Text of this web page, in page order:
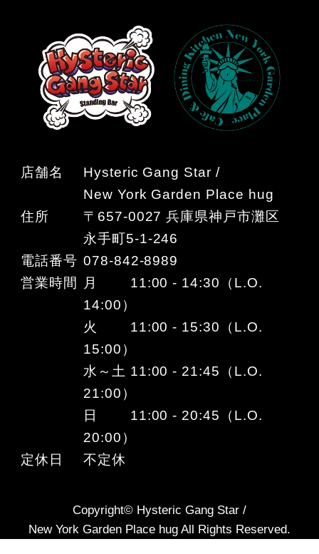
店舗名
Hysteric Gang Star /
New York Garden Place hug
住所
〒657-0027 兵庫県神戸市灘区
永手町5-1-246
電話番号 078-842-8989
営業時間
月 11:00 - 14:30（L.O.
14:00）
火 11:00 - 15:30（L.O.
15:00）
水～土 11:00 - 21:45（L.O.
21:00）
日 11:00 - 20:45（L.O.
20:00）
定休日
不定休
Copyright© Hysteric Gang Star /
New York Garden Place hug All Rights Reserved.